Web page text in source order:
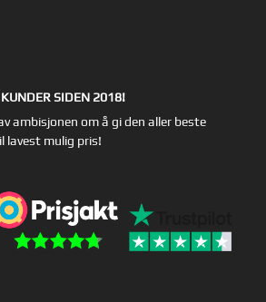
SIDEN 2018!
ambisjonen om å gi den aller beste
lavest mulig pris!